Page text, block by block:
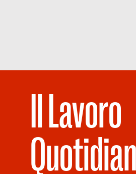
Il Lavoro